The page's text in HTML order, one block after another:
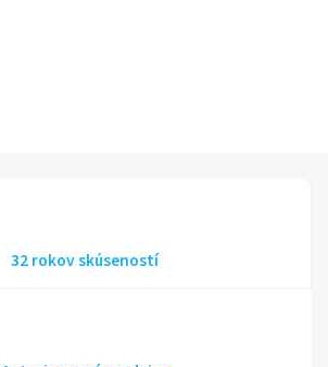
32 rokov skúseností